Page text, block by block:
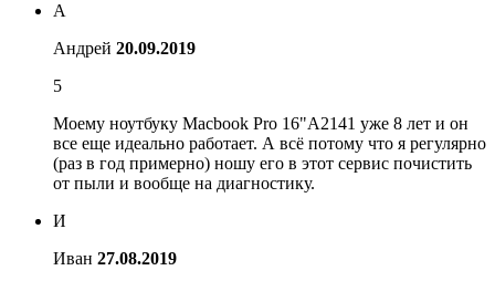
А
Андрей 20.09.2019
5
Моему ноутбуку Macbook Pro 16"A2141 уже 8 лет и он
все еще идеально работает. А всё потому что я регулярно
(раз в год примерно) ношу его в этот сервис почистить
от пыли и вообще на диагностику.
И
Иван 27.08.2019